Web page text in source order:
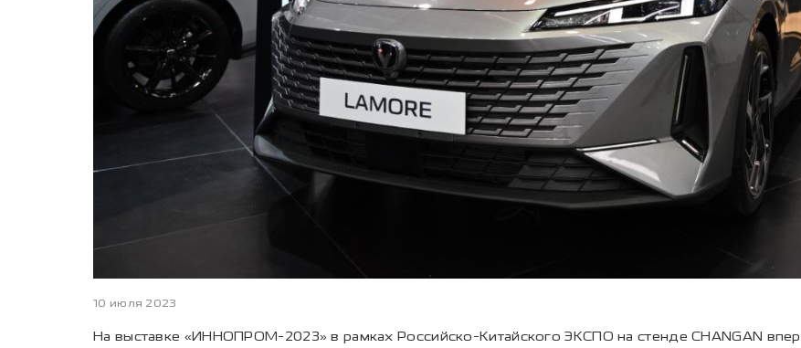
10 июля 2023
На выставке «ИННОПРОМ-2023» в рамках Российско-Китайского ЭКСПО на стенде CHANGAN